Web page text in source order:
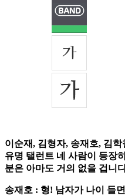
이순재, 김형자, 송재호, 김
유명 탤런트 네 사람이 등장
분은 아마도 거의 없을 겁니
송재호 : 형! 남자가 나이 들